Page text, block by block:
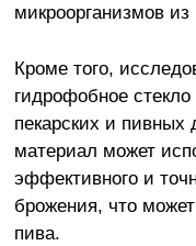
микроорганизмов
Кроме того,
гидрофобное
пекарских и пивных
материал может
эффективного и
брожения, что
пива.